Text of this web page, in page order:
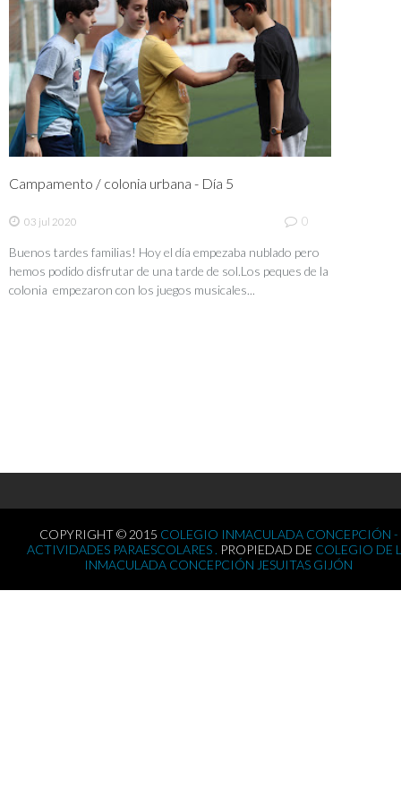
Campamento / colonia urbana - Día 5
03 jul 2020 0
Buenos tardes familias! Hoy el día empezaba nublado pero
hemos podido disfrutar de una tarde de sol.Los peques de la
colonia empezaron con los juegos musicales...
COPYRIGHT © 2015 COLEGIO INMACULADA CONCEPCIÓN -
ACTIVIDADES PARAESCOLARES . PROPIEDAD DE COLEGIO DE
INMACULADA CONCEPCIÓN JESUITAS GIJÓN